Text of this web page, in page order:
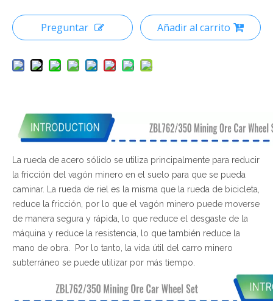
Preguntar Añadir al carrito
La rueda de acero sólido se utiliza principalmente para reducir
la fricción del vagón minero en el suelo para que se pueda
caminar. La rueda de riel es la misma que la rueda de bicicleta,
reduce la fricción, por lo que el vagón minero puede moverse
de manera segura y rápida, lo que reduce el desgaste de la
máquina y reduce la resistencia, lo que también reduce la
mano de obra. Por lo tanto, la vida útil del carro minero
subterráneo se puede utilizar por más tiempo.